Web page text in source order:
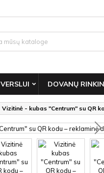
VERSLUI DOVANŲ
Vizitinė - kubas "Centrum" su QR